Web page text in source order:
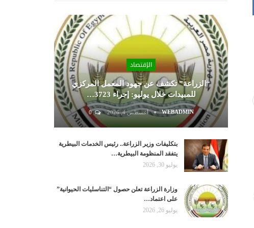
الإقتصاد
“الزراعة” تكشف عن جهود المعمل المركزي
للمبيدات خلال يوليو: إجراء 3723…
WEBADMIN أغسطس 4, 2026 0
بتكليفات وزير الزراعة.. رئيس الخدمات البيطرية
يتفقد المنظومة البيطرية…
يوليو 30, 2026
وزارة الزراعة تعلن حصول “التناسليات الحيوانية”
على اعتماد…
يوليو 26, 2026